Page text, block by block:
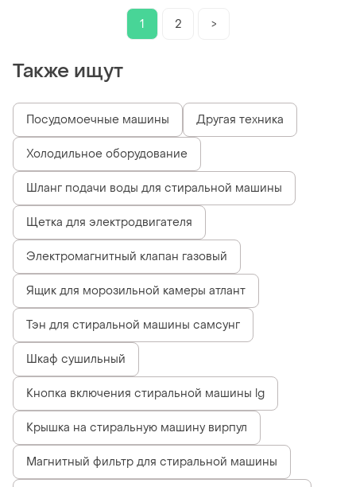
подкладки под ножки
амортизирующие вибро
1 2 >
Также ищут
Посудомоечные машины Другая техника
Холодильное оборудование
Шланг подачи воды для стиральной машины
Щетка для электродвигателя
Электромагнитный клапан газовый
Ящик для морозильной камеры атлант
Тэн для стиральной машины самсунг
Шкаф сушильный
Кнопка включения стиральной машины lg
Крышка на стиральную машину вирпул
Магнитный фильтр для стиральной машины